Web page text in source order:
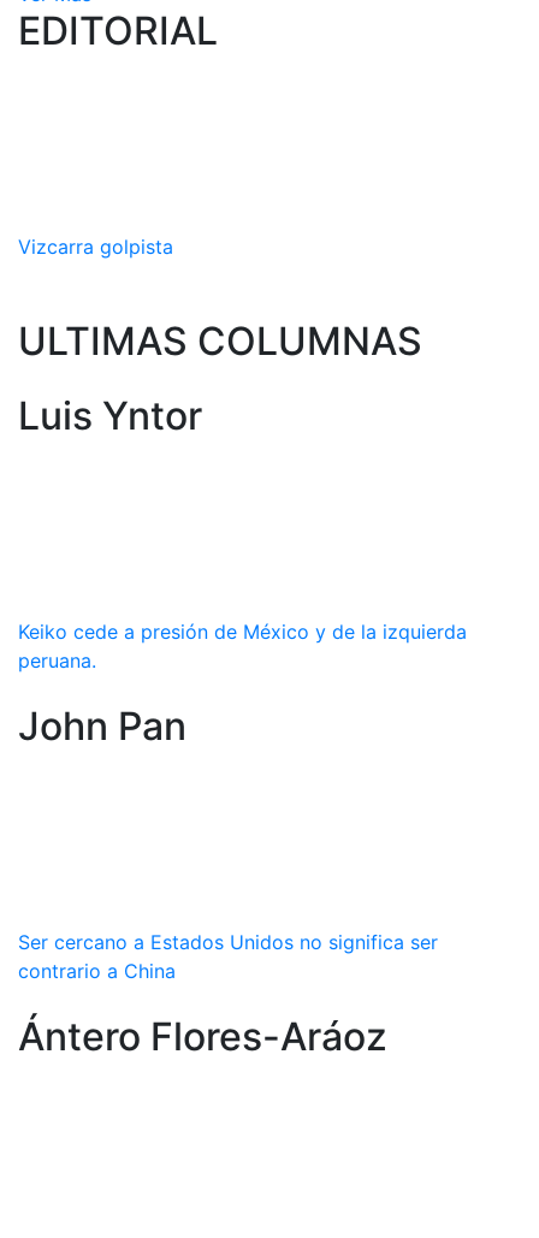
EDITORIAL
Vizcarra golpista
ULTIMAS COLUMNAS
Luis Yntor
Keiko cede a presión de México y de la izquierda
peruana.
John Pan
Ser cercano a Estados Unidos no significa ser
contrario a China
Ántero Flores-Aráoz